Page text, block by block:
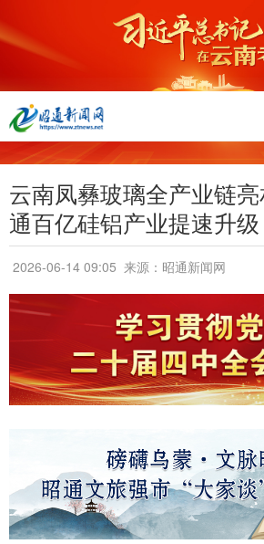
云南凤彝玻璃全产业链
通百亿硅铝产业提速升级
2026-06-14 09:05 来源：昭通新闻网